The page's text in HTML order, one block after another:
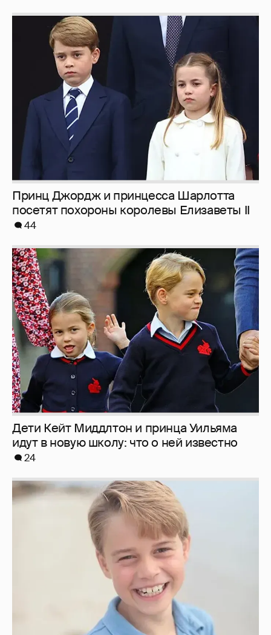
Принц Джордж и принцесса Шарлотта
посетят похороны королевы Елизаветы II
44
Дети Кейт Миддлтон и принца Уильяма
идут в новую школу: что о ней известно
24